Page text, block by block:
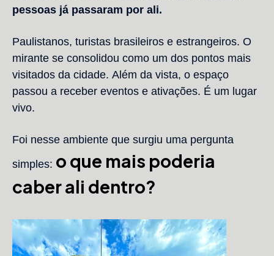
pessoas já passaram por ali.
Paulistanos, turistas brasileiros e estrangeiros. O
mirante se consolidou como um dos pontos mais
visitados da cidade. Além da vista, o espaço
passou a receber eventos e ativações. É um lugar
vivo.
Foi nesse ambiente que surgiu uma pergunta
simples: o que mais poderia
caber ali dentro?